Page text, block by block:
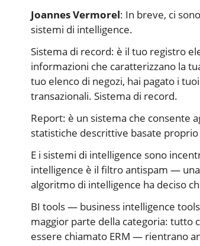
Joannes Vermorel: In breve, ci
sistemi di intelligence.
Sistema di record: è il tuo registro
informazioni che caratterizzano la
tuo elenco di negozi, hai pagato i
transazionali. Sistema di record.
Report: è un sistema che consente
statistiche descrittive basate
E i sistemi di intelligence sono
intelligence è il filtro antispam —
algoritmo di intelligence ha deciso
BI tools — business intelligence
maggior parte della categoria: tutto
essere chiamato ERM — rientrano